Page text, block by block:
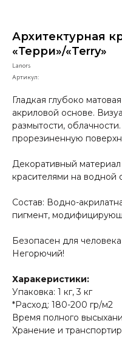
Архитектурная
«Терри»/«Terry»
Lanors
Артикул:
Гладкая глубоко
акриловой основе.
размытости,
прорезиненную
Декоративный материал
красителями на водной
Состав: Водно-
пигмент,
Безопасен для
Негорючий!
Харакеристики:
Упаковка: 1 кг, 3 кг
*Расход: 180-200 гр/м2
Время полного
Хранение и